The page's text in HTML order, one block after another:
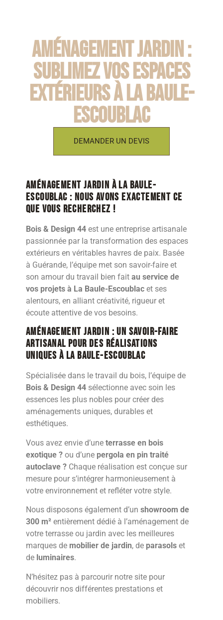
Aménagement jardin :
Sublimez vos espaces
extérieurs à La Baule-
Escoublac
DEMANDER UN DEVIS
Aménagement jardin à La Baule-
Escoublac : nous avons exactement ce
que vous recherchez !
Bois & Design 44 est une entreprise artisanale
passionnée par la transformation des espaces
extérieurs en véritables havres de paix. Basée
à Guérande, l’équipe met son savoir-faire et
son amour du travail bien fait au service de
vos projets à La Baule-Escoublac et ses
alentours, en alliant créativité, rigueur et
écoute attentive de vos besoins.
Aménagement jardin : Un savoir-faire
artisanal pour des réalisations
uniques à La Baule-Escoublac
Spécialisée dans le travail du bois, l’équipe de
Bois & Design 44 sélectionne avec soin les
essences les plus nobles pour créer des
aménagements uniques, durables et
esthétiques.
Vous avez envie d’une terrasse en bois
exotique ? ou d’une pergola en pin traité
autoclave ? Chaque réalisation est conçue sur
mesure pour s’intégrer harmonieusement à
votre environnement et refléter votre style.
Nous disposons également d’un showroom de
300 m² entièrement dédié à l’aménagement de
votre terrasse ou jardin avec les meilleures
marques de mobilier de jardin, de parasols et
de luminaires.
N’hésitez pas à parcourir notre site pour
découvrir nos différentes prestations et
mobiliers.